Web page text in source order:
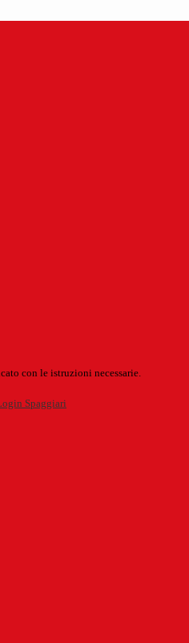
con le istruzioni necessarie.
Spaggiari